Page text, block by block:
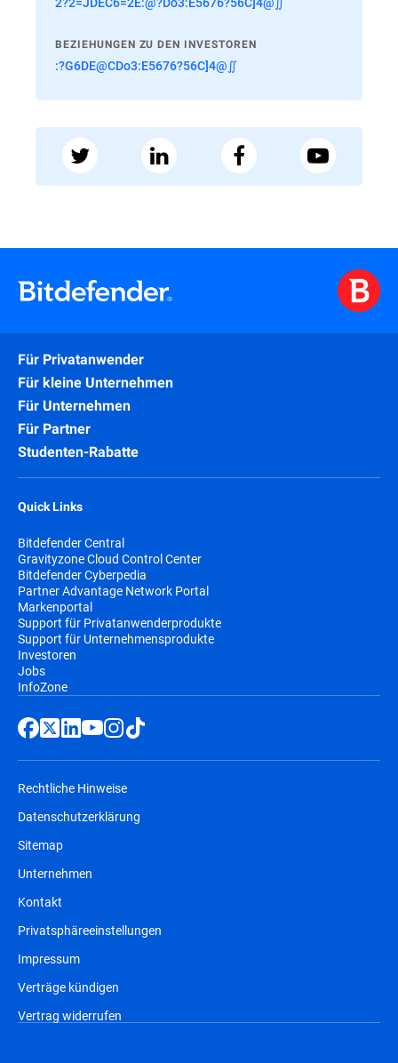
BEZIEHUNGEN ZU DEN INVESTOREN
:?G6DE@CDo3:E5676?56C]4@∬
Für Privatanwender
Für kleine Unternehmen
Für Unternehmen
Für Partner
Studenten-Rabatte
Quick Links
Bitdefender Central
Gravityzone Cloud Control Center
Bitdefender Cyberpedia
Partner Advantage Network Portal
Markenportal
Support für Privatanwenderprodukte
Support für Unternehmensprodukte
Investoren
Jobs
InfoZone
Rechtliche Hinweise
Datenschutzerklärung
Sitemap
Unternehmen
Kontakt
Privatsphäreeinstellungen
Impressum
Verträge kündigen
Vertrag widerrufen